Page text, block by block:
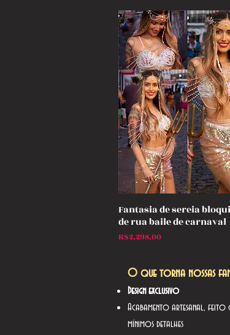
Quick View
Fantasia de sereia
de rua baile de carnaval
Price
R$2,298.00
O que torna nossas
Design exclusivo
Acabamento artesanal,
mínimos detalhes